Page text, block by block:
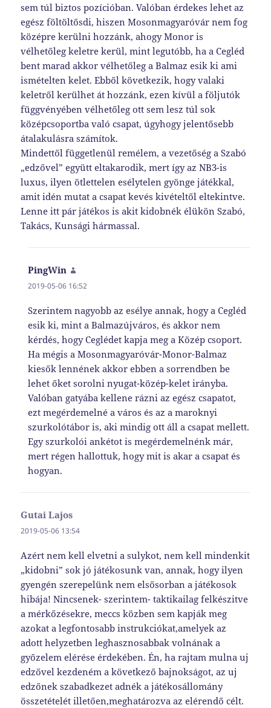
sem túl biztos pozícióban. Valóban érdekes lehet az
egész föltöltősdi, hiszen Mosonmagyaróvár nem fog
középre kerülni hozzánk, ahogy Monor is
vélhetőleg keletre kerül, mint legutóbb, ha a Cegléd
bent marad akkor vélhetőleg a Balmaz esik ki ami
ismételten kelet. Ebből következik, hogy valaki
keletről kerülhet át hozzánk, ezen kívül a följutók
függvényében vélhetőleg ott sem lesz túl sok
középcsoportba való csapat, úgyhogy jelentősebb
átalakulásra számítok.
Mindettől függetlenül remélem, a vezetőség a Szabó
„edzővel” együtt eltakarodik, mert így az NB3-is
luxus, ilyen ötlettelen esélytelen gyönge játékkal,
amit idén mutat a csapat kevés kivételtől eltekintve.
Lenne itt pár játékos is akit kidobnék élükön Szabó,
Takács, Kunsági hármassal.
PingWin
2019-05-06 16:52
Szerintem nagyobb az esélye annak, hogy a Cegléd
esik ki, mint a Balmazújváros, és akkor nem
kérdés, hogy Ceglédet kapja meg a Közép csoport.
Ha mégis a Mosonmagyaróvár-Monor-Balmaz
kiesők lennének akkor ebben a sorrendben be
lehet őket sorolni nyugat-közép-kelet irányba.
Valóban gatyába kellene rázni az egész csapatot,
ezt megérdemelné a város és az a maroknyi
szurkolótábor is, aki mindig ott áll a csapat mellett.
Egy szurkolói ankétot is megérdemelnénk már,
mert régen hallottuk, hogy mit is akar a csapat és
hogyan.
Gutai Lajos
2019-05-06 13:54
Azért nem kell elvetni a sulykot, nem kell mindenkit
„kidobni” sok jó játékosunk van, annak, hogy ilyen
gyengén szerepelünk nem elsősorban a játékosok
hibája! Nincsenek- szerintem- taktikailag felkészitve
a mérkőzésekre, meccs közben sem kapják meg
azokat a legfontosabb instrukciókat,amelyek az
adott helyzetben leghasznosabbak volnának a
győzelem elérése érdekében. Én, ha rajtam mulna uj
edzővel kezdeném a következő bajnokságot, az uj
edzőnek szabadkezet adnék a játékosállomány
összetételét illetően,meghatározva az elérendő célt.